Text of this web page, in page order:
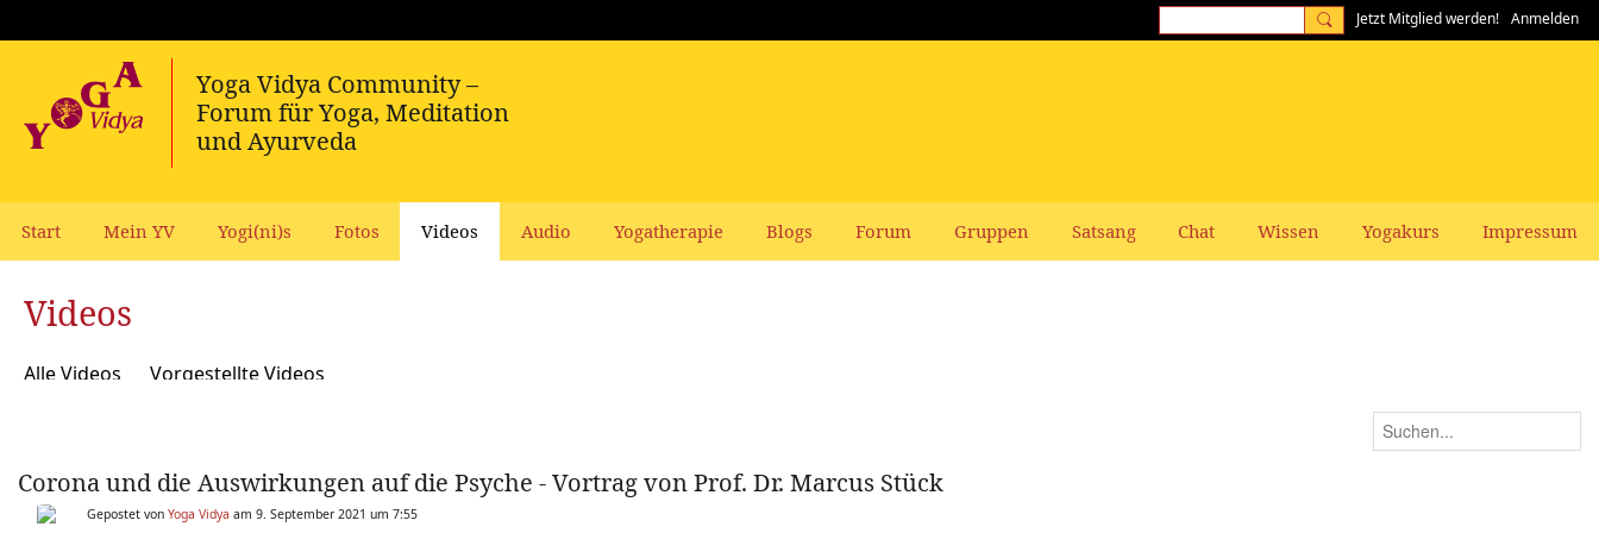
Jetzt Mitglied werden! Anmelden
Start Mein YV Yogi(ni)s Fotos Videos Audio Yogatherapie Blogs Forum Gruppen Satsang Chat Wissen Yogakurs Impressum
Videos
Alle Videos Vorgestellte Videos
Corona und die Auswirkungen auf die Psyche - Vortrag von Prof. Dr. Marcus Stück
Gepostet von Yoga Vidya am 9. September 2021 um 7:55